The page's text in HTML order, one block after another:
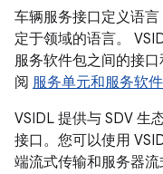
车辆服务接口定义语
定于领域的语言。
服务软件包之间的接
阅 服务单元和服务软
VSIDL 提供与 SDV 生
接口。您可以使用
端流式传输和服务器